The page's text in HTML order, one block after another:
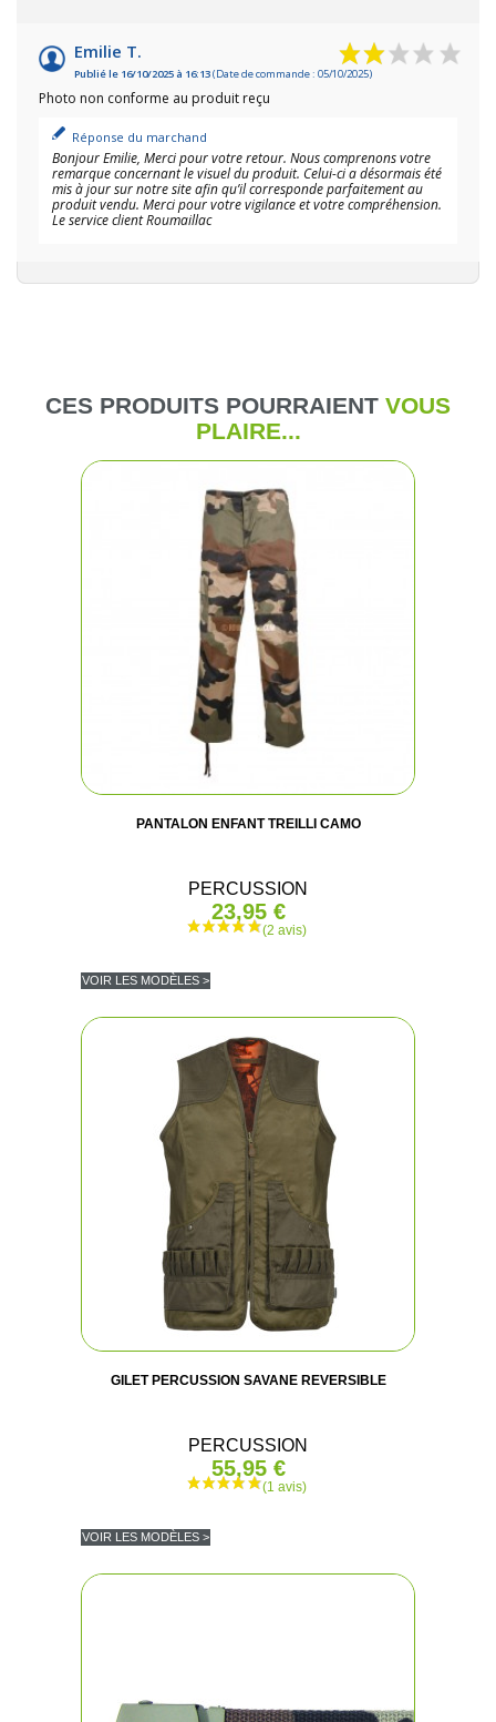
Emilie T.
Publié le 16/10/2025 à 16:13(Date de commande : 05/10/2025)
Photo non conforme au produit reçu
Réponse du marchand
Bonjour Emilie, Merci pour votre retour. Nous comprenons votre
remarque concernant le visuel du produit. Celui-ci a désormais été
mis à jour sur notre site afin qu’il corresponde parfaitement au
produit vendu. Merci pour votre vigilance et votre compréhension.
Le service client Roumaillac
CES PRODUITS POURRAIENT VOUS
PLAIRE...
PANTALON ENFANT TREILLI CAMO
PERCUSSION
23,95 €
VOIR LES MODÈLES >
GILET PERCUSSION SAVANE REVERSIBLE
PERCUSSION
55,95 €
VOIR LES MODÈLES >